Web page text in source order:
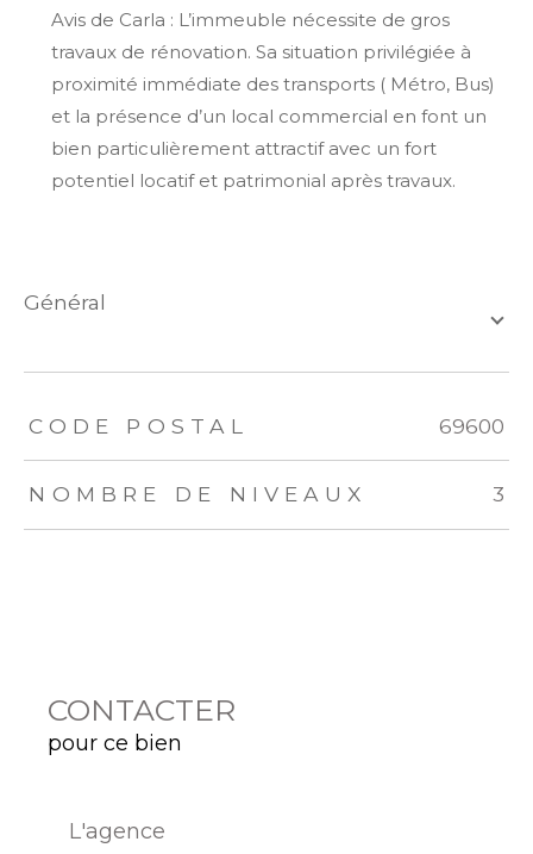
Avis de Carla : L’immeuble nécessite de gros
travaux de rénovation. Sa situation privilégiée à
proximité immédiate des transports ( Métro, Bus)
et la présence d’un local commercial en font un
bien particulièrement attractif avec un fort
potentiel locatif et patrimonial après travaux.
général
TRAD_ZEPHYR_Caracteristique TRAD_ZEPHYR_Valeurs
CODE POSTAL 69600
NOMBRE DE NIVEAUX 3
CONTACTER
pour ce bien
L'agence